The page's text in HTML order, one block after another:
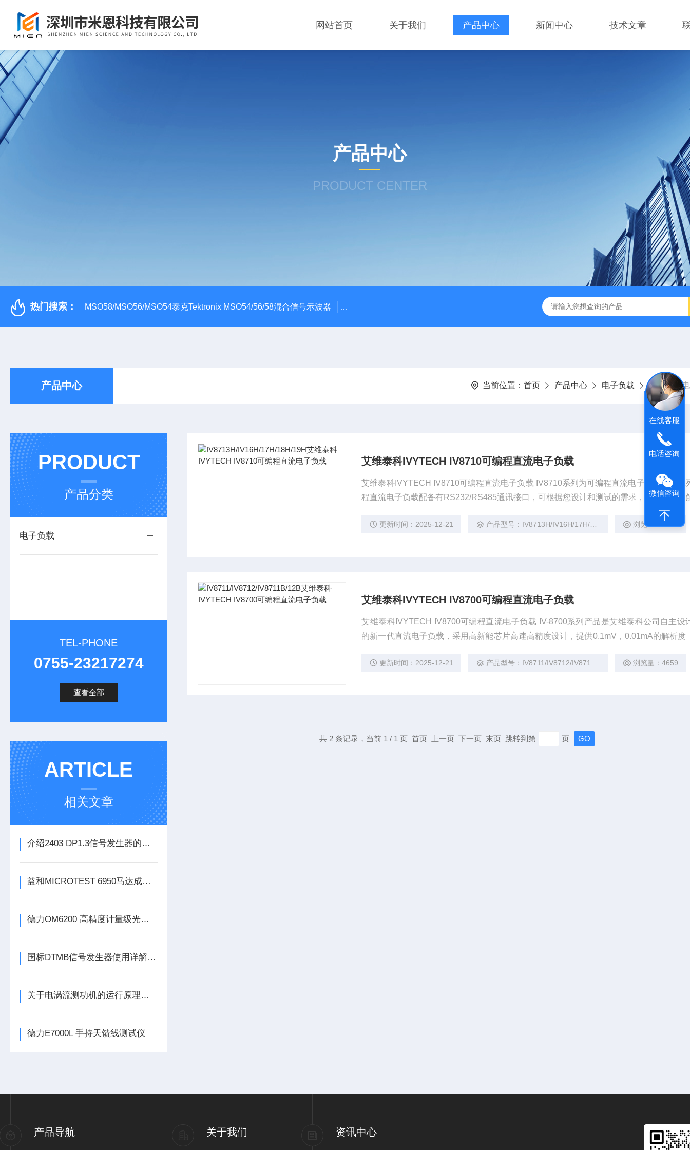
网站首页 关于我们 产品中心 新闻中心 技术文章
产品中心
PRODUCT CENTER
热门搜索： MSO58/MSO56/MSO54泰克Tektronix MSO54/56/58混合信号示波器 ME045/ME085/ME150PCB TDR特性阻抗测试仪 3380/3380P/3380D致茂Chroma 3380/
产品中心 当前位置： 首页 产品中心 电子负载 艾维泰科
PRODUCT
产品分类
电子负载
TEL-PHONE
0755-23217274
查看全部
ARTICLE
相关文章
介绍2403 DP1.3信号发生器的技术特点
益和MICROTEST 6950马达成品电脑化测试系统
德力OM6200 高精度计量级光功率计
国标DTMB信号发生器使用详解——频率、调制模式与码率参数配置
关于电涡流测功机的运行原理，看看本篇吧
德力E7000L 手持天馈线测试仪
艾维泰科IVYTECH IV8710可编程直流电子负载
艾维泰科IVYTECH IV8710可编程直流电子负载 IV8710系列为可编程直流电子负载。本系
程直流电子负载配备有RS232/RS485通讯接口，可根据您设计和测试的需求，提供多用途
更新时间：2025-12-21 产品型号：IV8713H/IV16H/17H/18H/19H 浏览量：2844
艾维泰科IVYTECH IV8700可编程直流电子负载
艾维泰科IVYTECH IV8700可编程直流电子负载 IV-8700系列产品是艾维泰科公司自主设
的新一代直流电子负载，采用高新能芯片高速高精度设计，提供0.1mV，0.01mA的解析度
更新时间：2025-12-21 产品型号：IV8711/IV8712/IV8711B/12B 浏览量：4659
共 2 条记录，当前 1 / 1 页 首页 上一页 下一页 末页 跳转到第 页
产品导航 关于我们 资讯中心
在线客服
电话咨询
微信咨询